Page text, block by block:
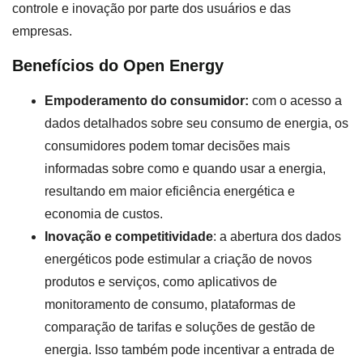
controle e inovação por parte dos usuários e das
empresas.
Benefícios do Open Energy
Empoderamento do consumidor: com o acesso a
dados detalhados sobre seu consumo de energia, os
consumidores podem tomar decisões mais
informadas sobre como e quando usar a energia,
resultando em maior eficiência energética e
economia de custos.
Inovação e competitividade: a abertura dos dados
energéticos pode estimular a criação de novos
produtos e serviços, como aplicativos de
monitoramento de consumo, plataformas de
comparação de tarifas e soluções de gestão de
energia. Isso também pode incentivar a entrada de